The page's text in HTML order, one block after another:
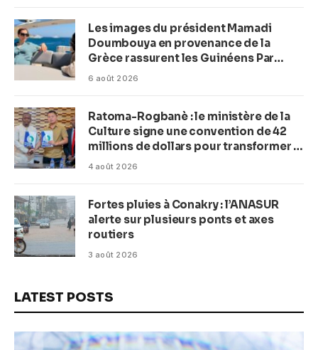
Les images du président Mamadi
Doumbouya en provenance de la
Grèce rassurent les Guinéens Par
(Macka Baldé)
6 août 2026
Ratoma-Rogbanè : le ministère de la
Culture signe une convention de 42
millions de dollars pour transformer la
plage en complexe balnéaire
4 août 2026
Fortes pluies à Conakry : l’ANASUR
alerte sur plusieurs ponts et axes
routiers
3 août 2026
LATEST POSTS